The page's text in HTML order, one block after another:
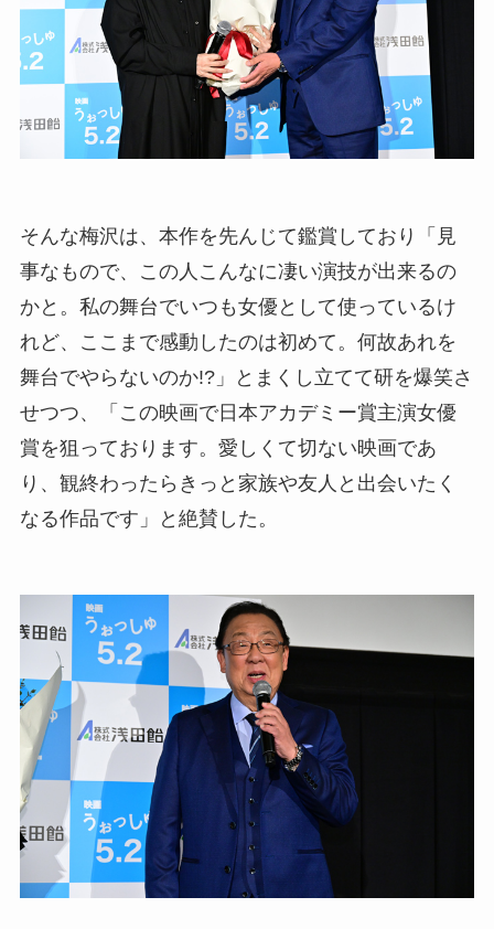
そんな梅沢は、本作を先んじて鑑賞しており「見
事なもので、この人こんなに凄い演技が出来るの
かと。私の舞台でいつも女優として使っているけ
れど、ここまで感動したのは初めて。何故あれを
舞台でやらないのか!?」とまくし立てて研を爆笑さ
せつつ、「この映画で日本アカデミー賞主演女優
賞を狙っております。愛しくて切ない映画であ
り、観終わったらきっと家族や友人と出会いたく
なる作品です」と絶賛した。